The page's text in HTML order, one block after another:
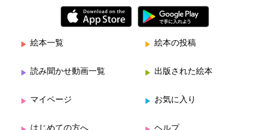
絵本一覧 絵本の投稿
読み聞かせ動画一覧 出版された絵本
マイページ お気に入り
はじめての方へ ヘルプ